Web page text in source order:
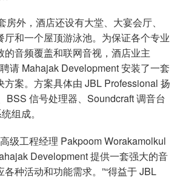
外，酒店还设有大堂、大宴会厅、
厅和一个屋顶游泳池。为保证各个专业
的音频覆盖和联网音视，酒店业主
请 Mahajak Development 安装了一套
方案。方案具体由 JBL Professional 扬
BSS 信号处理器、Soundcraft 调音台
组成。
级工程经理 Pakpoom Worakamolkul
Development 提供一套强大的音
种活动和功能需求。”“得益于 JBL